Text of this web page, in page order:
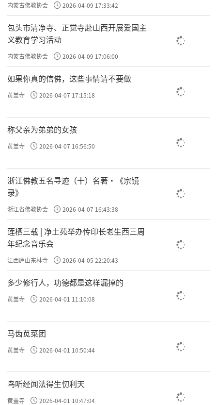
的光明质性、镜子中的影像、镜子的本身。镜
子的光明质性是空，镜中的影像是假，镜子的
本身即是中。镜子的本身（中）是光明性
（空）和影相（假）的统一。体证三谛圆融的
思想，既可以由假入空，上求菩提，无住生
心；也可以由空现假，下化众生，广行善事。
华严宗以《华严经》为根本典籍，故名。
又因实际创始人法藏号贤首，也称贤首宗；华
严宗以发挥“法界缘起”的思想为宗旨。学统
传承为杜顺—智俨—法藏—澄观—宗密。华严宗
推戴杜顺为初祖，而实际创始人为法藏。法藏
详尽发挥智俨的思想，正式创立了华严宗。华
严宗用四法界、六相、十玄等法门，来阐明法
界缘起理论。四法界是事法界、理法界、理事
无碍法界、事事无碍法界。事法界是形形色色
的现象世界（“杂”），理法界是清净的本体
世界（“纯”），这两种世界互相包容而无妨
种事物之间也都互相包容而无妨碍，叫做“事
事无碍法界”。十玄门是从各种角度阐发事物
之间的圆融关系；六相说从总别、同异、成坏
三方面看待一切事物，认识到每一事物都处于
总别相即、同异相即、成坏相即的圆融状态。
内蒙古佛教协会 2026-04-09 17:33:42
包头市清净寺、正觉寺赴山西开展爱国主
义教育学习活动
内蒙古佛教协会 2026-04-09 17:06:00
如果你真的信佛，这些事情请不要做
黄盖寺 2026-04-07 17:15:18
称父亲为弟弟的女孩
黄盖寺 2026-04-07 16:56:50
浙江佛教五名寻迹（十）名著·《宗镜
录》
浙江省佛教协会 2026-04-07 16:43:38
莲栖三载 | 净土苑举办传印长老生西三周
年纪念音乐会
江西庐山东林寺 2026-04-05 22:20:43
多少修行人，功德都是这样漏掉的
黄盖寺 2026-04-01 11:10:08
马齿苋菜团
黄盖寺 2026-04-01 10:50:44
鸟听经闻法得生忉利天
黄盖寺 2026-04-01 10:47:04